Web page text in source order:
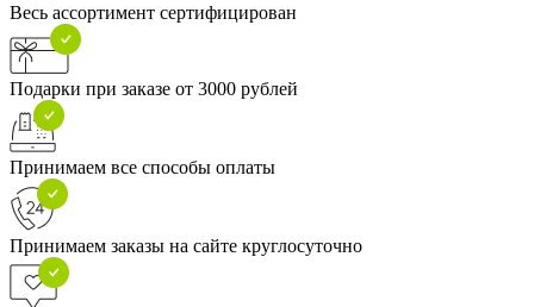
Весь ассортимент сертифицирован
Подарки при заказе от 3000 рублей
Принимаем все способы оплаты
Принимаем заказы на сайте круглосуточно